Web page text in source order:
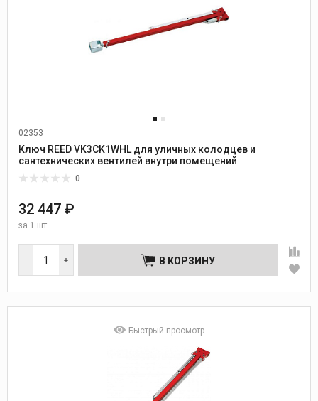
02353
Ключ REED VK3CK1WHL для уличных колодцев и
сантехнических вентилей внутри помещений
0
32 447 ₽
за 1 шт
В КОРЗИНУ
Быстрый просмотр